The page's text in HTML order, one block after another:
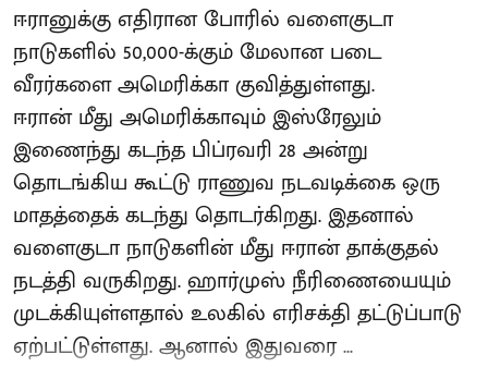
ஈரானுக்கு எதிரான போரில் வளைகுடா
நாடுகளில் 50,000-க்கும் மேலான படை
வீரர்களை அமெரிக்கா குவித்துள்ளது.
ஈரான் மீது அமெரிக்காவும் இஸ்ரேலும்
இணைந்து கடந்த பிப்ரவரி 28 அன்று
தொடங்கிய கூட்டு ராணுவ நடவடிக்கை ஒரு
மாதத்தைக் கடந்து தொடர்கிறது. இதனால்
வளைகுடா நாடுகளின் மீது ஈரான் தாக்குதல்
நடத்தி வருகிறது. ஹார்முஸ் நீரிணையையும்
முடக்கியுள்ளதால் உலகில் எரிசக்தி தட்டுப்பாடு
ஏற்பட்டுள்ளது. ஆனால் இதுவரை ...